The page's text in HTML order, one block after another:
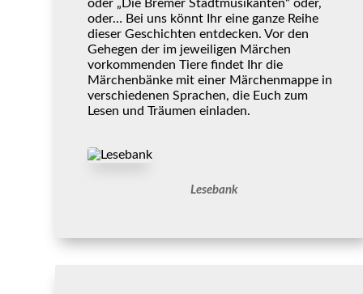
oder „Die Bremer Stadtmusikanten“ oder,
oder… Bei uns könnt Ihr eine ganze Reihe
dieser Geschichten entdecken. Vor den
Gehegen der im jeweiligen Märchen
vorkommenden Tiere findet Ihr die
Märchenbänke mit einer Märchenmappe in
verschiedenen Sprachen, die Euch zum
Lesen und Träumen einladen.
Lesebank